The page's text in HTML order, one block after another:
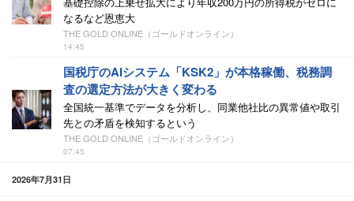
なるなど恩恵大
THE GOLD ONLINE（ゴールドオンライン）
14:45
国税庁のAIシステム「KSK2」が本格稼働、税務調
査の選定方法が大きく変わる
全国統一基準でデータを分析し、同業他社比の異常値や取引
先との矛盾を検知するという
THE GOLD ONLINE（ゴールドオンライン）
07:45
2026年7月31日